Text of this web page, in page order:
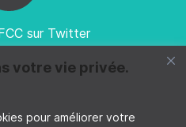
votre vie privée.
pour améliorer votre
sur Twitter